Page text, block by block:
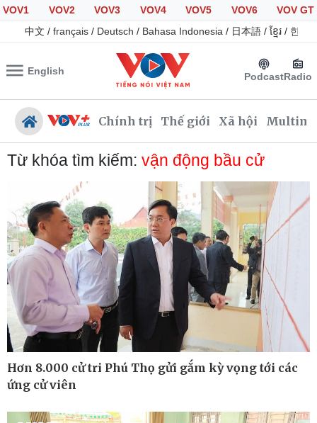
VOV1 VOV2 VOV3 VOV4 VOV5 VOV6
VOV GT
中文 / français / Deutsch / Bahasa Indonesia / 日本語 / ខ្មែរ / 한국
English PodcastRadio
Chính trị Thế giới Xã hội
Chính trị
Đảng
Tổ chức nhân sự
Quốc hội
Nhận diện sự thật
Xã hội
Tin 24h
Giáo dục
Dự báo thời tiết
Dấu ấn VOV
Việc làm
Biển đảo
Từ khóa tìm kiếm: vận động bầu cử
Hơn 8.000 cử tri Phú Thọ gửi gắm kỳ vọng tới các
ứng cử viên